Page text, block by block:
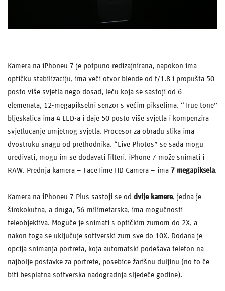
Kamera na iPhoneu 7 je potpuno redizajnirana, napokon ima
optičku stabilizaciju, ima veći otvor blende od f/1.8 i propušta 50
posto više svjetla nego dosad, leću koja se sastoji od 6
elemenata, 12-megapikselni senzor s većim pikselima. “True tone”
bljeskalica ima 4 LED-a i daje 50 posto više svjetla i kompenzira
svjetlucanje umjetnog svjetla. Procesor za obradu slika ima
dvostruku snagu od prethodnika. “Live Photos” se sada mogu
uređivati, mogu im se dodavati filteri. iPhone 7 može snimati i
RAW. Prednja kamera – FaceTime HD Camera – ima 7 megapiksela.
Kamera na iPhoneu 7 Plus sastoji se od dvije kamere, jedna je
širokokutna, a druga, 56-milimetarska, ima mogućnosti
teleobjektiva. Moguće je snimati s optičkim zumom do 2X, a
nakon toga se uključuje softverski zum sve do 10X. Dodana je
opcija snimanja portreta, koja automatski podešava telefon na
najbolje postavke za portrete, posebice žarišnu duljinu (no to će
biti besplatna softverska nadogradnja sljedeće godine).